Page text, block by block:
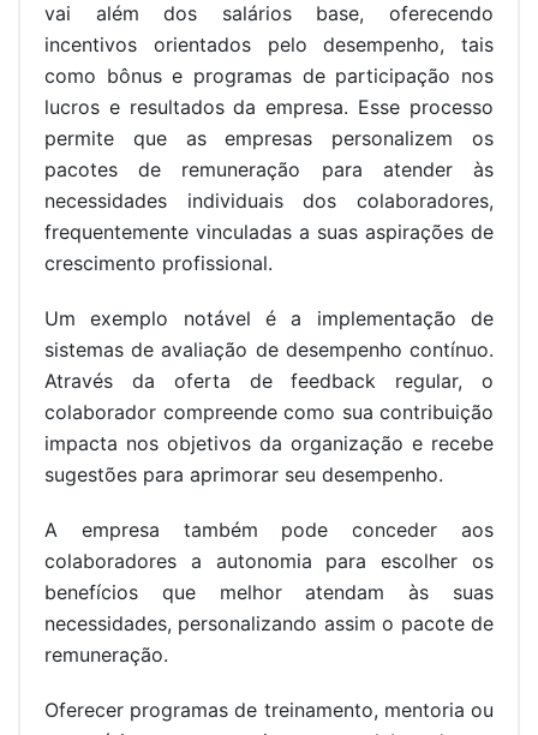
vai além dos salários base, oferecendo
incentivos orientados pelo desempenho, tais
como bônus e programas de participação nos
lucros e resultados da empresa. Esse processo
permite que as empresas personalizem os
pacotes de remuneração para atender às
necessidades individuais dos colaboradores,
frequentemente vinculadas a suas aspirações de
crescimento profissional.
Um exemplo notável é a implementação de
sistemas de avaliação de desempenho contínuo.
Através da oferta de feedback regular, o
colaborador compreende como sua contribuição
impacta nos objetivos da organização e recebe
sugestões para aprimorar seu desempenho.
A empresa também pode conceder aos
colaboradores a autonomia para escolher os
benefícios que melhor atendam às suas
necessidades, personalizando assim o pacote de
remuneração.
Oferecer programas de treinamento, mentoria ou